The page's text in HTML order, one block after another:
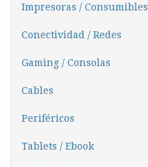
Impresoras / Consumibles
Conectividad / Redes
Gaming / Consolas
Cables
Periféricos
Tablets / Ebook